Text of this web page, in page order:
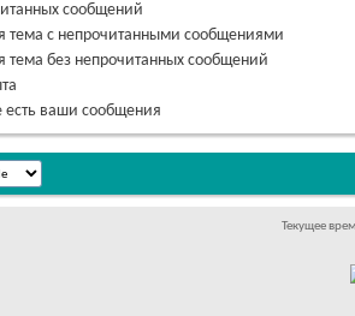
сообщений
тема с непрочитанными сообщениями
тема без непрочитанных сообщений
есть ваши сообщения
Текущее